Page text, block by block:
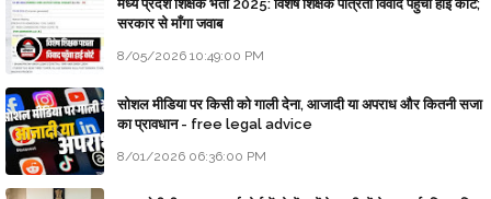
मध्य प्रदेश शिक्षक भर्ती 2025: विशेष शिक्षक पात्रता विवाद पहुँचा हाई कोर्ट;
सरकार से माँगा जवाब
8/05/2026 10:49:00 PM
सोशल मीडिया पर किसी को गाली देना, आजादी या अपराध और कितनी सजा
का प्रावधान - free legal advice
8/01/2026 06:36:00 PM